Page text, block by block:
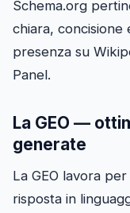
Schema.org
chiara, concisione
presenza su
Panel.
La GEO —
generate
La GEO lavora
risposta in